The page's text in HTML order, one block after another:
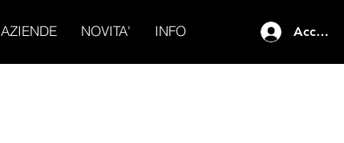
AZIENDE NOVITA' INFO Accedi